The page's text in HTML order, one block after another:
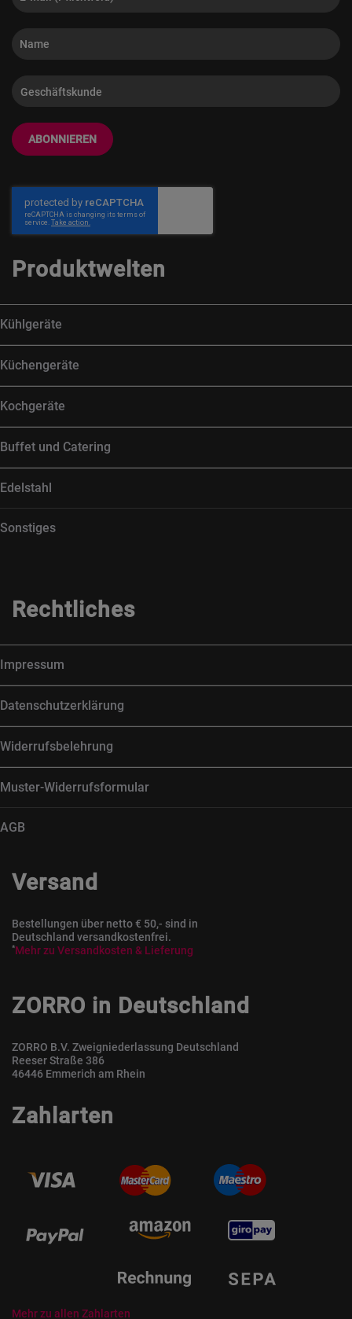
ABONNIEREN
Produktwelten
Kühlgeräte
Küchengeräte
Kochgeräte
Buffet und Catering
Edelstahl
Sonstiges
Rechtliches
Impressum
Datenschutzerklärung
Widerrufsbelehrung
Muster-Widerrufsformular
AGB
Versand
Bestellungen über netto € 50,- sind in
Deutschland versandkostenfrei.
*Mehr zu Versandkosten & Lieferung
ZORRO in Deutschland
ZORRO B.V. Zweigniederlassung Deutschland
Reeser Straße 386
46446 Emmerich am Rhein
Zahlarten
Mehr zu allen Zahlarten